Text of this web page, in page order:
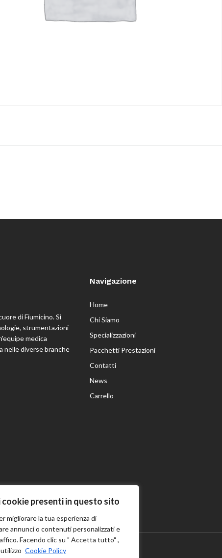
presenti in questo sito
migliorare la tua esperienza di
annunci o contenuti personalizzati e
Facendo clic su " Accetta tutto" ,
Cookie Policy
di Fiumicino. Si
strumentazioni
medica
nelle diverse branche
Navigazione
Home
Chi Siamo
Specializzazioni
Pacchetti Prestazioni
Contatti
News
Carrello